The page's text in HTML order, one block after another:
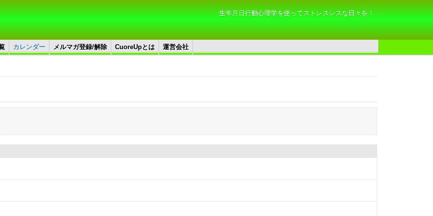
生年月日行動心理学を使ってストレスレスな日々を！
カレンダー メルマガ登録/解除 CuoreUpとは 運営会社